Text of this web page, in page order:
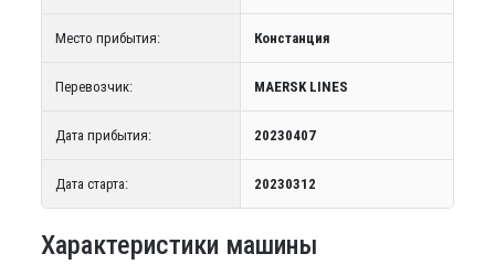
Место прибытия: Констанция
Перевозчик: MAERSK LINES
Дата прибытия: 20230407
Дата старта: 20230312
Характеристики машины